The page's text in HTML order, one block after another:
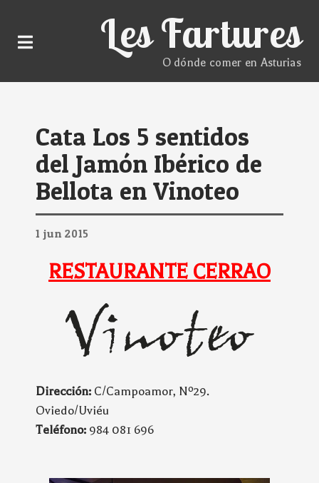
Les Fartures
O dónde comer en Asturias
Cata Los 5 sentidos
del Jamón Ibérico de
Bellota en Vinoteo
1 jun 2015
RESTAURANTE CERRAO
Dirección: C/Campoamor, Nº29.
Oviedo/Uviéu
Teléfono: 984 081 696